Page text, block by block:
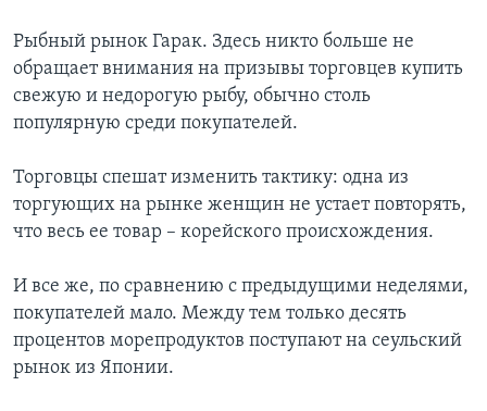
Рыбный рынок Гарак. Здесь никто больше не
обращает внимания на призывы торговцев купить
свежую и недорогую рыбу, обычно столь
популярную среди покупателей.
Торговцы спешат изменить тактику: одна из
торгующих на рынке женщин не устает повторять,
что весь ее товар – корейского происхождения.
И все же, по сравнению с предыдущими неделями,
покупателей мало. Между тем только десять
процентов морепродуктов поступают на сеульский
рынок из Японии.